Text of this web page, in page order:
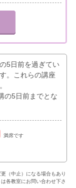
5日前を過ぎてい
。これらの講座
の5日前までとな
満席です
（中止）になる場合もあり
各教室にお問い合わせ下さ